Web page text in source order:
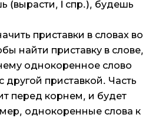
(вырасти, I спр.), будешь
приставки в словах во
найти приставку в слове,
однокоренное слово
другой приставкой. Часть
перед корнем, и будет
однокоренные слова к